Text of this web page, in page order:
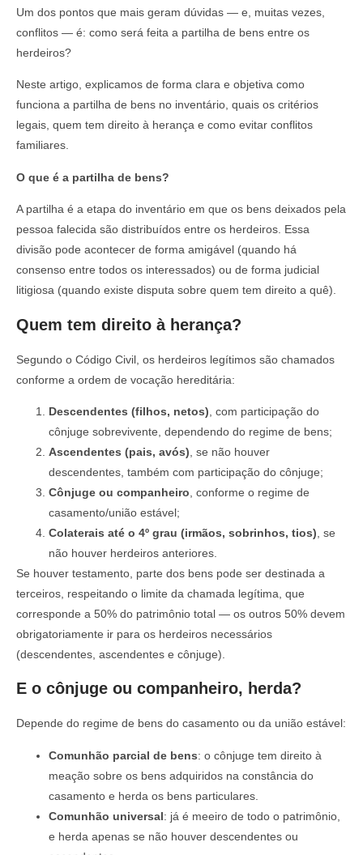
Um dos pontos que mais geram dúvidas — e, muitas vezes,
conflitos — é: como será feita a partilha de bens entre os
herdeiros?
Neste artigo, explicamos de forma clara e objetiva como
funciona a partilha de bens no inventário, quais os critérios
legais, quem tem direito à herança e como evitar conflitos
familiares.
O que é a partilha de bens?
A partilha é a etapa do inventário em que os bens deixados pela
pessoa falecida são distribuídos entre os herdeiros. Essa
divisão pode acontecer de forma amigável (quando há
consenso entre todos os interessados) ou de forma judicial
litigiosa (quando existe disputa sobre quem tem direito a quê).
Quem tem direito à herança?
Segundo o Código Civil, os herdeiros legítimos são chamados
conforme a ordem de vocação hereditária:
Descendentes (filhos, netos) , com participação do
cônjuge sobrevivente, dependendo do regime de bens;
Ascendentes (pais, avós) , se não houver
descendentes, também com participação do cônjuge;
Cônjuge ou companheiro , conforme o regime de
casamento/união estável;
Colaterais até o 4º grau (irmãos, sobrinhos, tios) , se
não houver herdeiros anteriores.
Se houver testamento, parte dos bens pode ser destinada a
terceiros, respeitando o limite da chamada legítima, que
corresponde a 50% do patrimônio total — os outros 50% devem
obrigatoriamente ir para os herdeiros necessários
(descendentes, ascendentes e cônjuge).
E o cônjuge ou companheiro, herda?
Depende do regime de bens do casamento ou da união estável:
Comunhão parcial de bens: o cônjuge tem direito à
meação sobre os bens adquiridos na constância do
casamento e herda os bens particulares.
Comunhão universal: já é meeiro de todo o patrimônio,
e herda apenas se não houver descendentes ou